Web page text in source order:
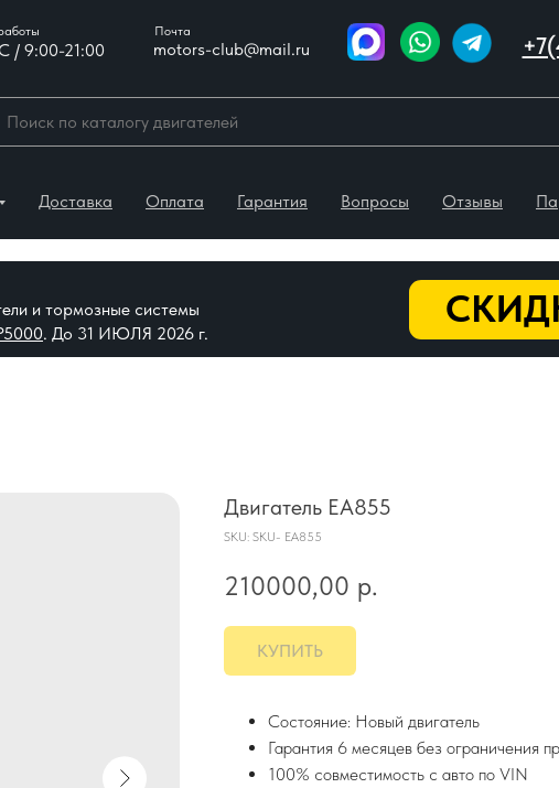
/ 9:00-21:00
Почта
motors-club@mail.ru
Доставка Оплата Гарантия Вопросы Отзывы
и тормозные системы
. До 31 ИЮЛЯ 2026 г.
Двигатель EA855
SKU: SKU- EA855
210000,00 р.
КУПИТЬ
Состояние: Новый двигатель
Гарантия 6 месяцев без ограничения
100% совместимость с авто по VIN